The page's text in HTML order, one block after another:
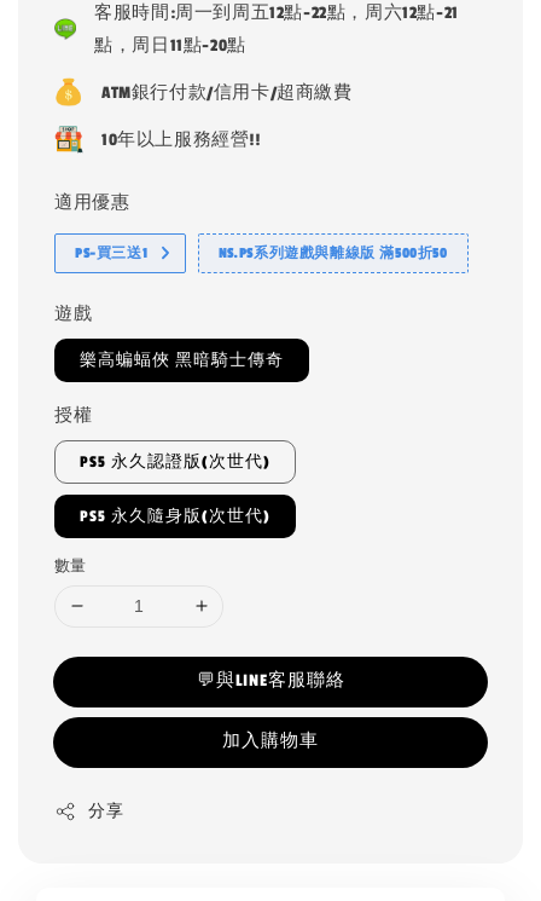
客服時間:周一到周五12點-22點，周六12點-21
點，周日11點-20點
ATM銀行付款/信用卡/超商繳費
10年以上服務經營!!
適用優惠
PS-買三送1 NS.PS系列遊戲與離線版 滿500折50
遊戲
樂高蝙蝠俠 黑暗騎士傳奇
授權
PS5 永久認證版(次世代)
PS5 永久隨身版(次世代)
數量
💬與LINE客服聯絡
加入購物車
分享